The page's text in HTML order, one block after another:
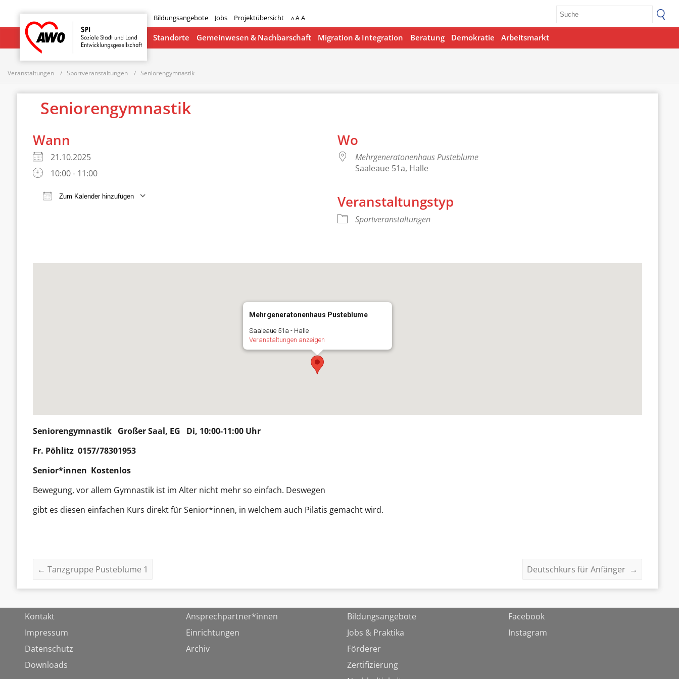
Bildungsangebote Jobs Projektübersicht A AA
Startseite
Standorte Gemeinwesen & Nachbarschaft Migration & Integration Beratung Demokratie Arbeitsmarkt
Veranstaltungen Sportveranstaltungen Seniorengymnastik
Seniorengymnastik
Wann
21.10.2025
10:00 - 11:00
Zum Kalender hinzufügen
iCalendar
Wo
Mehrgeneratonenhaus Pusteblume
Saaleaue 51a, Halle
Veranstaltungstyp
Sportveranstaltungen
Mehrgeneratonenhaus Pusteblume
Saaleaue 51a - Halle
Veranstaltungen anzeigen
Seniorengymnastik Großer Saal, EG Di, 10:00-11:00 Uhr
Fr. Pöhlitz 0157/78301953
Senior*innen Kostenlos
Bewegung, vor allem Gymnastik ist im Alter nicht mehr so einfach. Deswegen
gibt es diesen einfachen Kurs direkt für Senior*innen, in welchem auch Pilatis gemacht wird.
← Tanzgruppe Pusteblume 1 Deutschkurs für Anfänger →
Kontakt
Impressum
Datenschutz
Downloads
Ansprechpartner*innen
Einrichtungen
Archiv
Bildungsangebote
Jobs & Praktika
Förderer
Zertifizierung
Facebook
Instagram